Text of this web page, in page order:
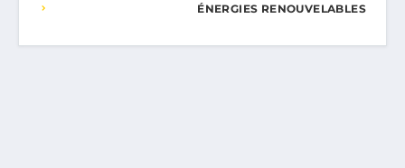
ÉNERGIES RENOUVELABLES